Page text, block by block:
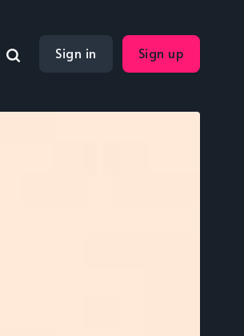
Sign in Sign up